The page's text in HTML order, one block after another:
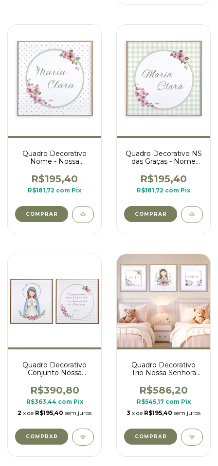
Quadro Decorativo
Nome - Nossa
branco
R$195,40
R$181,72 com Pix
COMPRAR
Quadro Decorativo NS
das Graças - Nome
R$195,40
R$181,72 com Pix
COMPRAR
Quadro Decorativo
Conjunto Nossa
R$390,80
R$363,44 com Pix
2 x de R$195,40 sem juros
COMPRAR
Quadro Decorativo
Trio Nossa Senhora
R$586,20
R$545,17 com Pix
3 x de R$195,40 sem juros
COMPRAR